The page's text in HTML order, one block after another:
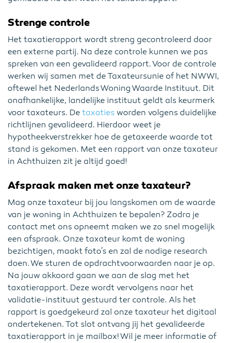
Strenge controle
Het taxatierapport wordt streng gecontroleerd door
een externe partij. Na deze controle kunnen we pas
spreken van een gevalideerd rapport. Voor de controle
werken wij samen met de Taxateursunie of het NWWI,
oftewel het Nederlands Woning Waarde Instituut. Dit
onafhankelijke, landelijke instituut geldt als keurmerk
voor taxateurs. De taxaties worden volgens duidelijke
richtlijnen gevalideerd. Hierdoor weet je
hypotheekverstrekker hoe de getaxeerde waarde tot
stand is gekomen. Met een rapport van onze taxateur
in Achthuizen zit je altijd goed!
Afspraak maken met onze taxateur?
Mag onze taxateur bij jou langskomen om de waarde
van je woning in Achthuizen te bepalen? Zodra je
contact met ons opneemt maken we zo snel mogelijk
een afspraak. Onze taxateur komt de woning
bezichtigen, maakt foto’s en zal de nodige research
doen. We sturen de opdrachtvoorwaarden naar je op.
Na jouw akkoord gaan we aan de slag met het
taxatierapport. Deze wordt vervolgens naar het
validatie-instituut gestuurd ter controle. Als het
rapport is goedgekeurd zal onze taxateur het digitaal
ondertekenen. Tot slot ontvang jij het gevalideerde
taxatierapport in je mailbox! Wil je meer informatie of